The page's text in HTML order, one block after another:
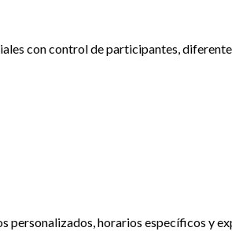
con control de participantes,
personalizados, horarios específicos y